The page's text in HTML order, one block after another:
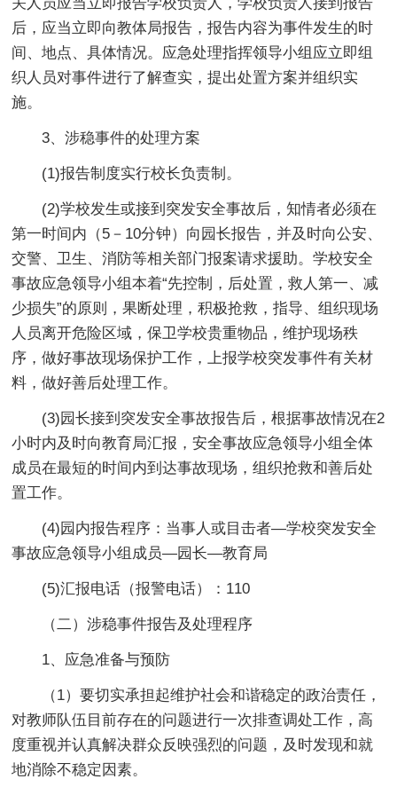
后，应当立即向教体局报告，报告内容为事件发生的时
间、地点、具体情况。应急处理指挥领导小组应立即组
织人员对事件进行了解查实，提出处置方案并组织实
施。
3、涉稳事件的处理方案
(1)报告制度实行校长负责制。
(2)学校发生或接到突发安全事故后，知情者必须在
第一时间内（5－10分钟）向园长报告，并及时向公安、
交警、卫生、消防等相关部门报案请求援助。学校安全
事故应急领导小组本着“先控制，后处置，救人第一、减
少损失”的原则，果断处理，积极抢救，指导、组织现场
人员离开危险区域，保卫学校贵重物品，维护现场秩
序，做好事故现场保护工作，上报学校突发事件有关材
料，做好善后处理工作。
(3)园长接到突发安全事故报告后，根据事故情况在2
小时内及时向教育局汇报，安全事故应急领导小组全体
成员在最短的时间内到达事故现场，组织抢救和善后处
置工作。
(4)园内报告程序：当事人或目击者―学校突发安全
事故应急领导小组成员―园长―教育局
(5)汇报电话（报警电话）：110
（二）涉稳事件报告及处理程序
1、应急准备与预防
（1）要切实承担起维护社会和谐稳定的政治责任，
对教师队伍目前存在的问题进行一次排查调处工作，高
度重视并认真解决群众反映强烈的问题，及时发现和就
地消除不稳定因素。